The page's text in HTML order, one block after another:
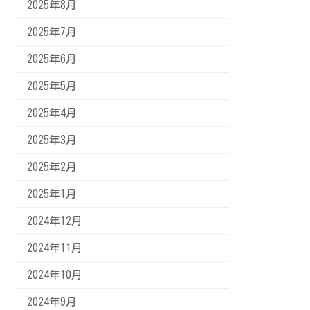
2025年8月
2025年7月
2025年6月
2025年5月
2025年4月
2025年3月
2025年2月
2025年1月
2024年12月
2024年11月
2024年10月
2024年9月